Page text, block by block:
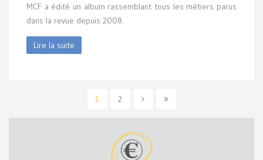
MCF a édité un album rassemblant tous les métiers parus
dans la revue depuis 2008.
Lire la suite
1 2